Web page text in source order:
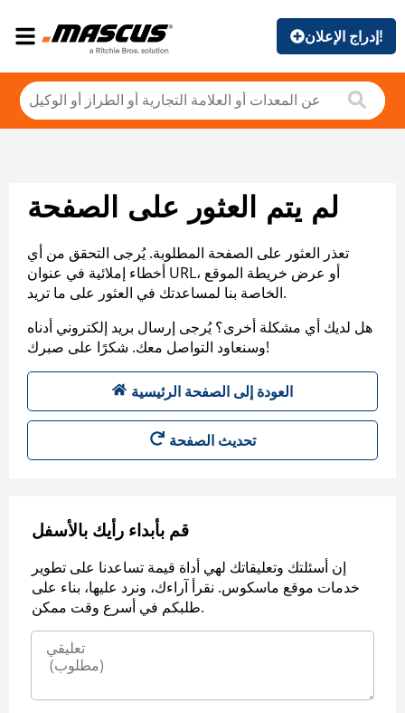
إدراج الإعلان!
لم يتم العثور على الصفحة
تعذر العثور على الصفحة المطلوبة. يُرجى التحقق من أي
أخطاء إملائية في عنوان URL، أو عرض خريطة الموقع
الخاصة بنا لمساعدتك في العثور على ما تريد.
هل لديك أي مشكلة أخرى؟ يُرجى إرسال بريد إلكتروني أدناه
وسنعاود التواصل معك. شكرًا على صبرك!
العودة إلى الصفحة الرئيسية
تحديث الصفحة
قم بأبداء رأيك بالأسفل
إن أسئلتك وتعليقاتك لهي أداة قيمة تساعدنا على تطوير
خدمات موقع ماسكوس. نقرأ آراءك، ونرد عليها، بناء على
طلبكم في أسرع وقت ممكن.